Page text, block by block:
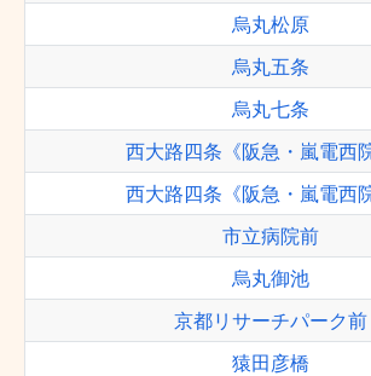
烏丸松原
烏丸五条
烏丸七条
西大路四条《阪急・嵐電西
西大路四条《阪急・嵐電西
市立病院前
烏丸御池
京都リサーチパーク前
猿田彦橋